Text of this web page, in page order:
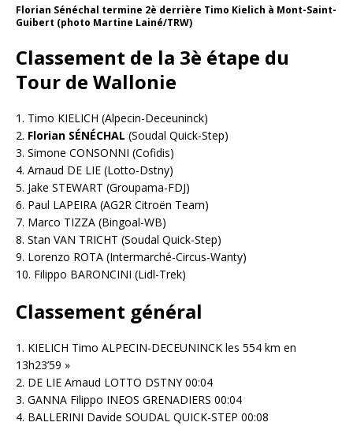
Florian Sénéchal termine 2è derrière Timo Kielich à Mont-Saint-
Guibert (photo Martine Lainé/TRW)
Classement de la 3è étape du
Tour de Wallonie
1. Timo KIELICH (Alpecin-Deceuninck)
2. Florian SÉNÉCHAL (Soudal Quick-Step)
3. Simone CONSONNI (Cofidis)
4. Arnaud DE LIE (Lotto-Dstny)
5. Jake STEWART (Groupama-FDJ)
6. Paul LAPEIRA (AG2R Citroën Team)
7. Marco TIZZA (Bingoal-WB)
8. Stan VAN TRICHT (Soudal Quick-Step)
9. Lorenzo ROTA (Intermarché-Circus-Wanty)
10. Filippo BARONCINI (Lidl-Trek)
Classement général
1. KIELICH Timo ALPECIN-DECEUNINCK les 554 km en
13h23’59 »
2. DE LIE Arnaud LOTTO DSTNY 00:04
3. GANNA Filippo INEOS GRENADIERS 00:04
4. BALLERINI Davide SOUDAL QUICK-STEP 00:08